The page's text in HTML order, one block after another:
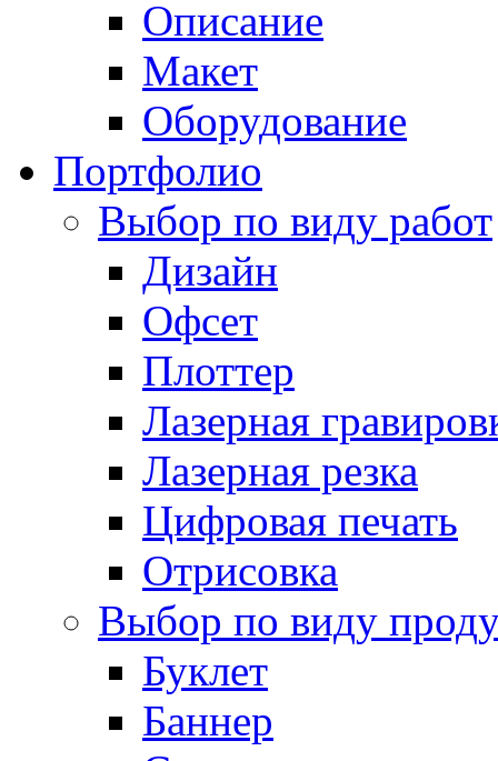
Описание
Макет
Оборудование
Портфолио
Выбор по виду работ
Дизайн
Офсет
Плоттер
Лазерная
Лазерная резка
Цифровая печать
Отрисовка
Выбор по виду
Буклет
Баннер